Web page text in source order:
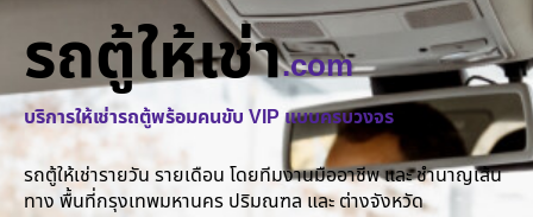
รถตู้ให้เช่า.com
บริการให้เช่ารถตู้พร้อมคนขับ VIP แบบครบวงจร
รถตู้ให้เช่ารายวัน รายเดือน โดยทีมงานมืออาชีพ และ ชำนาญเส้น
ทาง พื้นที่กรุงเทพมหานคร ปริมณฑล และ ต่างจังหวัด